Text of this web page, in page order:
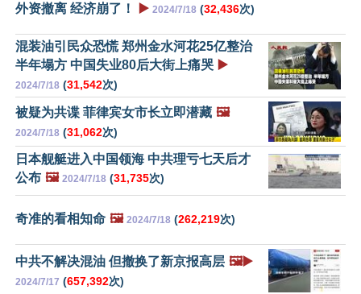
外资撤离 经济崩了！ ▶️ 2024/7/18 (32,436次)
混装油引民众恐慌 郑州金水河花25亿整治
半年塌方 中国失业80后大街上痛哭 ▶️
2024/7/18 (31,542次)
被疑为共谍 菲律宾女市长立即潜藏 🖼️
2024/7/18 (31,062次)
日本舰艇进入中国领海 中共理亏七天后才
公布 🖼️ 2024/7/18 (31,735次)
奇准的看相知命 🖼️ 2024/7/18 (262,219次)
中共不解决混油 但撤换了新京报高层 🖼️▶️
2024/7/17 (657,392次)